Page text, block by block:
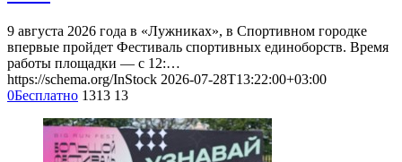
9 августа 2026 года в «Лужниках», в Спортивном городке
впервые пройдет Фестиваль спортивных единоборств. Время
работы площадки — с 12:…
https://schema.org/InStock 2026-07-28T13:22:00+03:00
0Бесплатно 1313 13